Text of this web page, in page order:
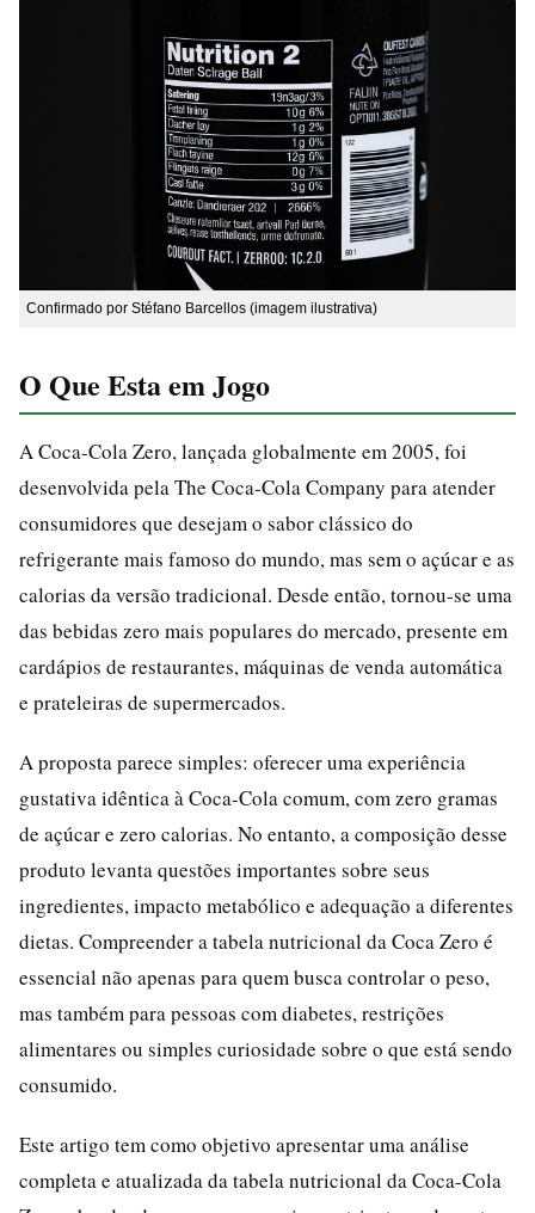
Confirmado por Stéfano Barcellos (imagem ilustrativa)
O Que Esta em Jogo
A Coca-Cola Zero, lançada globalmente em 2005, foi
desenvolvida pela The Coca-Cola Company para atender
consumidores que desejam o sabor clássico do
refrigerante mais famoso do mundo, mas sem o açúcar e as
calorias da versão tradicional. Desde então, tornou-se uma
das bebidas zero mais populares do mercado, presente em
cardápios de restaurantes, máquinas de venda automática
e prateleiras de supermercados.
A proposta parece simples: oferecer uma experiência
gustativa idêntica à Coca-Cola comum, com zero gramas
de açúcar e zero calorias. No entanto, a composição desse
produto levanta questões importantes sobre seus
ingredientes, impacto metabólico e adequação a diferentes
dietas. Compreender a tabela nutricional da Coca Zero é
essencial não apenas para quem busca controlar o peso,
mas também para pessoas com diabetes, restrições
alimentares ou simples curiosidade sobre o que está sendo
consumido.
Este artigo tem como objetivo apresentar uma análise
completa e atualizada da tabela nutricional da Coca-Cola